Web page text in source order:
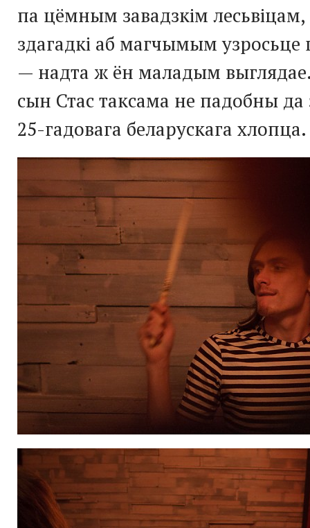
па цёмным завадзкім
здагадкі аб магчымым узросьце
— надта ж ён маладым
сын Стас таксама не падобны да
25-гадовага беларускага хлопца.